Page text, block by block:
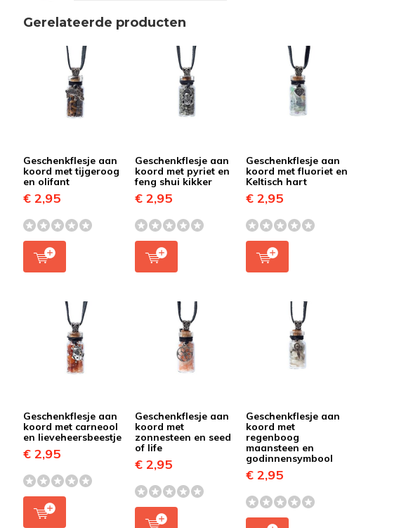
Gerelateerde producten
Geschenkflesje aan
koord met tijgeroog
en olifant
€ 2,95
Geschenkflesje aan
koord met pyriet en
feng shui kikker
€ 2,95
Geschenkflesje aan
koord met fluoriet en
Keltisch hart
€ 2,95
Geschenkflesje aan
koord met carneool
en lieveheersbeestje
€ 2,95
Geschenkflesje aan
koord met
zonnesteen en seed
of life
€ 2,95
Geschenkflesje aan
koord met
regenboog
maansteen en
godinnensymbool
€ 2,95